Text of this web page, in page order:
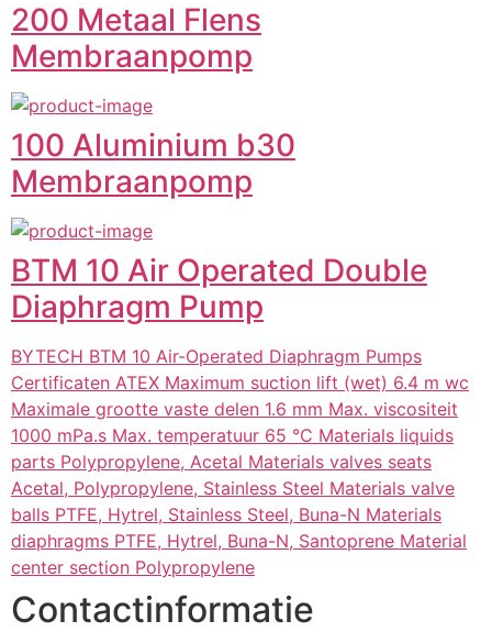
200 Metaal Flens
Membraanpomp
100 Aluminium b30
Membraanpomp
BTM 10 Air Operated Double
Diaphragm Pump
BYTECH BTM 10 Air-Operated Diaphragm Pumps
Certificaten ATEX Maximum suction lift (wet) 6.4 m wc
Maximale grootte vaste delen 1.6 mm Max. viscositeit
1000 mPa.s Max. temperatuur 65 °C Materials liquids
parts Polypropylene, Acetal Materials valves seats
Acetal, Polypropylene, Stainless Steel Materials valve
balls PTFE, Hytrel, Stainless Steel, Buna-N Materials
diaphragms PTFE, Hytrel, Buna-N, Santoprene Material
center section Polypropylene
Contactinformatie